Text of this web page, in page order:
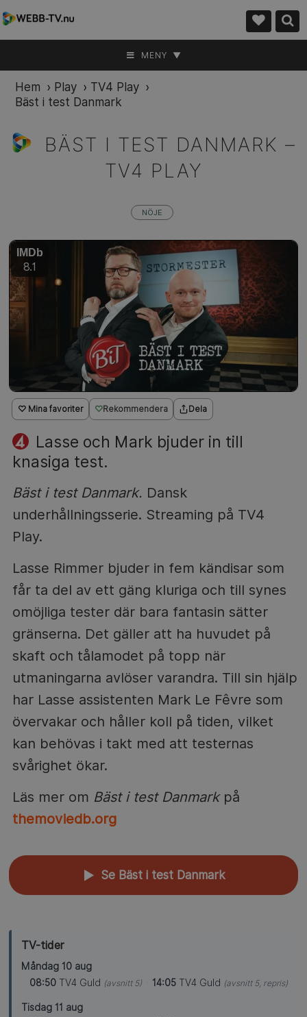
MENY ▼
Hem › Play › TV4 Play ›
Bäst i test Danmark
BÄST I TEST DANMARK –
TV4 PLAY
♡ Mina favoriter Rekommendera Dela
Lasse och Mark bjuder in till
knasiga test.
Bäst i test Danmark. Dansk
underhållningsserie. Streaming på TV4
Play.
Lasse Rimmer bjuder in fem kändisar som
får ta del av ett gäng kluriga och till synes
omöjliga tester där bara fantasin sätter
gränserna. Det gäller att ha huvudet på
skaft och tålamodet på topp när
utmaningarna avlöser varandra. Till sin hjälp
har Lasse assistenten Mark Le Fêvre som
övervakar och håller koll på tiden, vilket
kan behövas i takt med att testernas
svårighet ökar.
Läs mer om Bäst i test Danmarkpå
themoviedb.org
▲ Se Bäst i test Danmark
TV-tider
Måndag 10 aug
08:50 TV4 Guld (avsnitt 5) · 14:05 TV4 Guld (avsnitt 5, repris)
Tisdag 11 aug
NÖJE
IMDb
8.1